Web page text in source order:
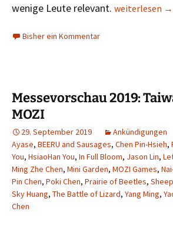
wenige Leute relevant. MOZI – ein
weiterlesen →
Bisher ein Kommentar
Messevorschau 2019:
MOZI
29. September 2019 Ankündigungen
Ayase, BEERU and Sausages, Chen Pin-Hsieh,
You, HsiaoHan You, In Full Bloom, Jason Lin,
Ming Zhe Chen, Mini Garden, MOZI Games,
Pin Chen, Poki Chen, Prairie of Beetles,
Sky Huang, The Battle of Lizard, Yang Ming,
Chen